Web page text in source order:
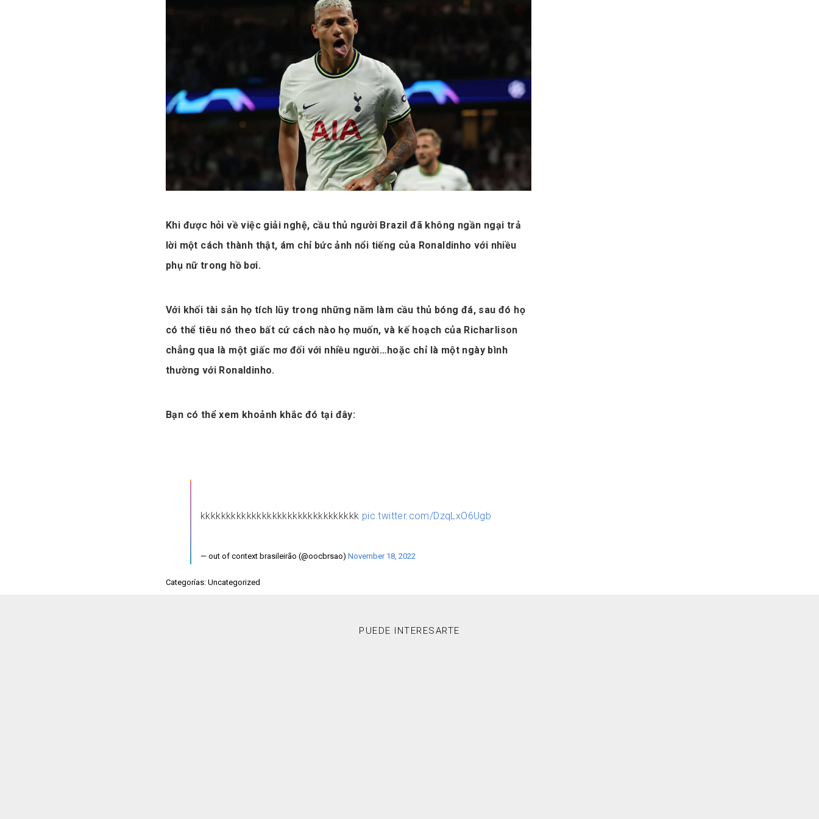
Khi được hỏi về việc giải nghệ, cầu thủ người Brazil đã không ngần ngại trả
lời một cách thành thật, ám chỉ bức ảnh nổi tiếng của Ronaldinho với nhiều
phụ nữ trong hồ bơi.
Với khối tài sản họ tích lũy trong những năm làm cầu thủ bóng đá, sau đó họ
có thể tiêu nó theo bất cứ cách nào họ muốn, và kế hoạch của Richarlison
chẳng qua là một giấc mơ đối với nhiều người…hoặc chỉ là một ngày bình
thường với Ronaldinho.
Bạn có thể xem khoảnh khắc đó tại đây:
kkkkkkkkkkkkkkkkkkkkkkkkkkkkkkk pic.twitter.com/DzqLxO6Ugb
— out of context brasileirão (@oocbrsao) November 18, 2022
Categorías: Uncategorized
PUEDE INTERESARTE